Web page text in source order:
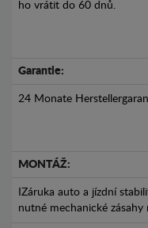
ho vrátit do 60 dnů.
Garantie:
24 Monate
MONTÁŽ:
IZáruka auto a jízdní
nutné mechanické